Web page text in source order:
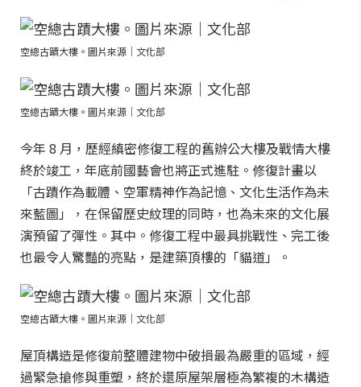
空總古蹟大樓。圖片來源｜文化部
空總古蹟大樓。圖片來源｜文化部
今年 8 月，歷經縝密修復工程的舊辦公大樓及戰情大樓
終於竣工，年底前國藝會也將正式進駐。修復計畫以
「古蹟作為載體、空軍精神作為記憶、文化生活作為未
來藍圖」，在保留歷史紋理的同時，也為未來的文化展
演預留了彈性。其中。修復工程中最具挑戰性、完工後
也最令人驚豔的亮點，是建築頂樓的「貓道」。
空總古蹟大樓。圖片來源｜文化部
屋頂構造是修復前整體建物中破損最為嚴重的區域，經
過緊急搶修與重塑，終於還原屋架層極為繁複的木構造